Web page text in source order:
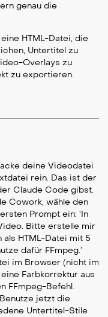
genau die
HTML-Datei, die
Untertitel zu
Overlays zu
zu exportieren.
deine Videodatei
rein. Das ist der
Claude Code gibst.
Cowork, wähle den
Prompt ein: ‘In
Bitte erstelle mir
HTML-Datei mit 5
dafür FFmpeg.’
im Browser (nicht im
Farbkorrektur aus
FFmpeg-Befehl.
jetzt die
Untertitel-Stile